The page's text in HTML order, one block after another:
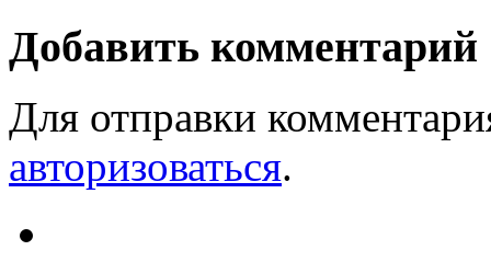
Добавить комментарий
Для отправки
авторизоваться.